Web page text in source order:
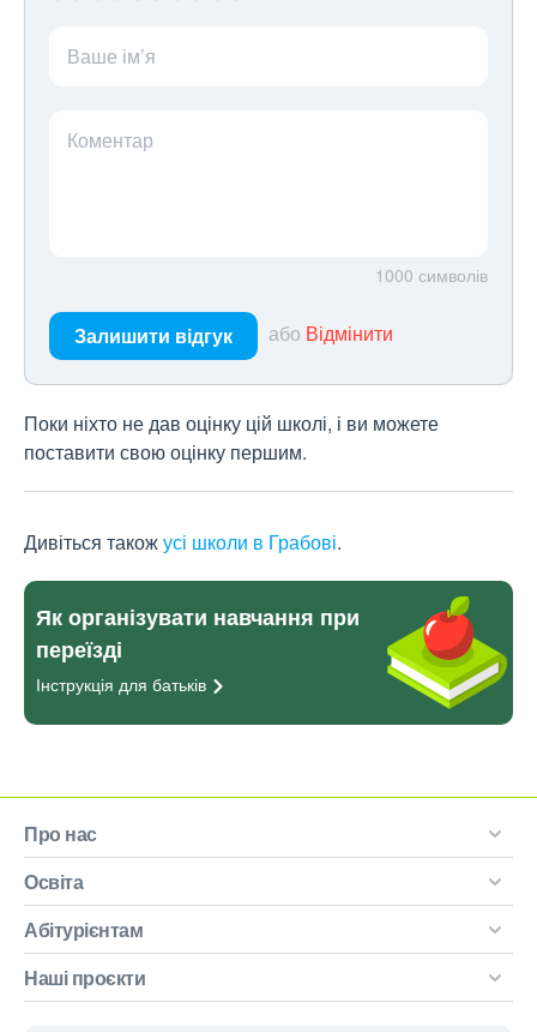
Ваше ім’я
Коментар
1000 символів
Залишити відгук або Відмінити
Поки ніхто не дав оцінку цій школі, і ви можете
поставити свою оцінку першим.
Дивіться такожусі школи в Грабові.
Як організувати навчання при
переїзді
Інструкція для батьків
Про нас
Освіта
Абітурієнтам
Наші проєкти